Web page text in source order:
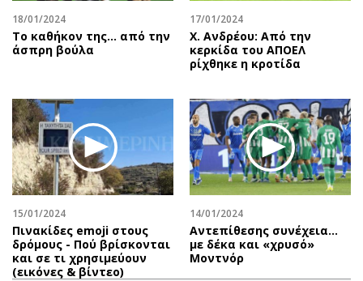
18/01/2024
Το καθήκον της... από την
άσπρη βούλα
17/01/2024
Χ. Ανδρέου: Από την
κερκίδα του ΑΠΟΕΛ
ρίχθηκε η κροτίδα
15/01/2024
Πινακίδες emoji στους
δρόμους - Πού βρίσκονται
και σε τι χρησιμεύουν
(εικόνες & βίντεο)
14/01/2024
Αντεπίθεσης συνέχεια…
με δέκα και «χρυσό»
Μοντνόρ